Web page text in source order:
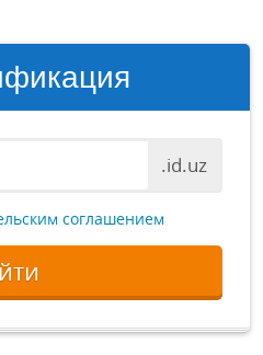
.id.uz
соглашением